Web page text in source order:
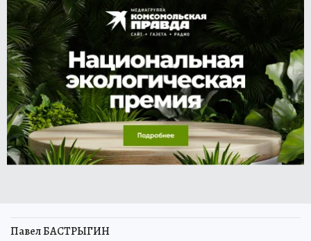
Павел БАСТРЫГИН